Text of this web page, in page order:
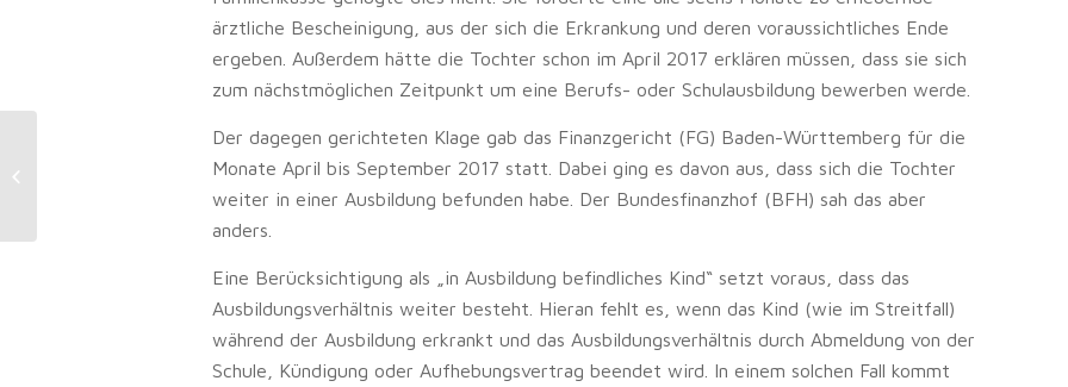
ärztliche Bescheinigung, aus der sich die Erkrankung und deren voraussichtliches Ende
ergeben. Außerdem hätte die Tochter schon im April 2017 erklären müssen, dass sie sich
zum nächstmöglichen Zeitpunkt um eine Berufs- oder Schulausbildung bewerben werde.
Der dagegen gerichteten Klage gab das Finanzgericht (FG) Baden-Württemberg für die
Monate April bis September 2017 statt. Dabei ging es davon aus, dass sich die Tochter
weiter in einer Ausbildung befunden habe. Der Bundesfinanzhof (BFH) sah das aber
anders.
Eine Berücksichtigung als „in Ausbildung befindliches Kind“ setzt voraus, dass das
Ausbildungsverhältnis weiter besteht. Hieran fehlt es, wenn das Kind (wie im Streitfall)
während der Ausbildung erkrankt und das Ausbildungsverhältnis durch Abmeldung von der
Schule, Kündigung oder Aufhebungsvertrag beendet wird. In einem solchen Fall kommt
Bundesregierung schnürt
Entlastungspaket wegen hoher...